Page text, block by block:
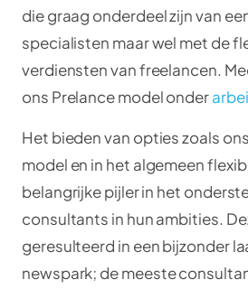
die graag onderdeel zijn van
specialisten maar wel met de
verdiensten van freelancen.
ons Prelance model onder
Het bieden van opties zoals
model en in het algemeen
belangrijke pijler in het
consultants in hun ambities.
geresulteerd in een bijzonder
newspark; de meeste